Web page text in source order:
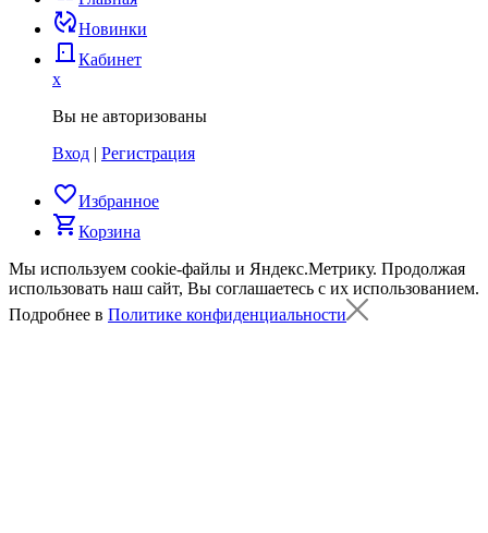
published_with_changesНовинки
door_back Кабинет
x
Вы не авторизованы
Вход | Регистрация
favorite_borderИзбранное
shopping_cartКорзина
Мы используем cookie-файлы и Яндекс.Метрику. Продолжая
использовать наш сайт, Вы соглашаетесь с их использованием.
Подробнее в Политике конфиденциальности